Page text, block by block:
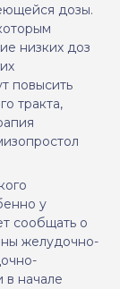
дозы.
низких доз
повысить
тракта,
у
сообщать о
желудочно-
в начале